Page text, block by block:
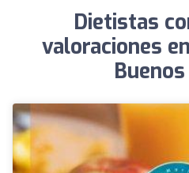
Dietistas
valoraciones